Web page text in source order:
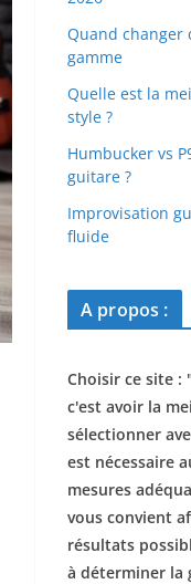
Quand
gamme
Quelle est la
style ?
Humbucker vs
guitare ?
Improvisation
fluide
A propos :
Choisir ce site :
c'est avoir la
sélectionner
est nécessaire
mesures
vous convient
résultats
à déterminer la